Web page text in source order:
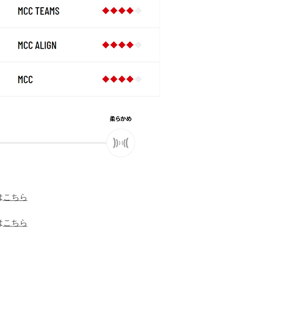
こちら
こちら